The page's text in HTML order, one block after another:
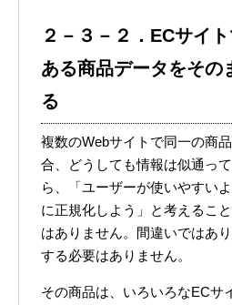
２－３－２．ECサイ
ある商品データをその
る
複数のWebサイトで同一の商
合、どうしても情報は似通っ
ら、「ユーザーが使いやすい
に正規化しよう」と考えるこ
はありません。間違いではあ
する必要はありません。
その商品は、いろいろなECサ